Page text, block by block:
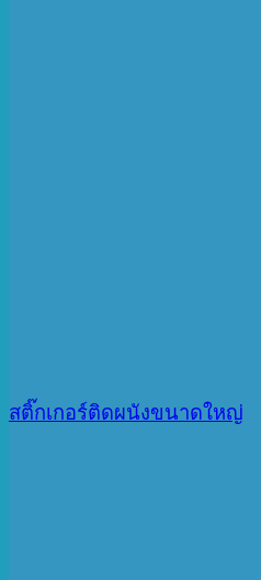
สติ๊กเกอร์ติดผนังขนาดใหญ่